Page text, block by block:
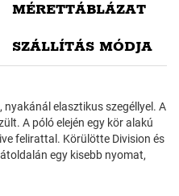
MÉRETTÁBLÁZAT
SZÁLLÍTÁS MÓDJA
elasztikus szegéllyel. A
A póló elején egy kör alakú
felirattal. Körülötte Division és
egy kisebb nyomat,